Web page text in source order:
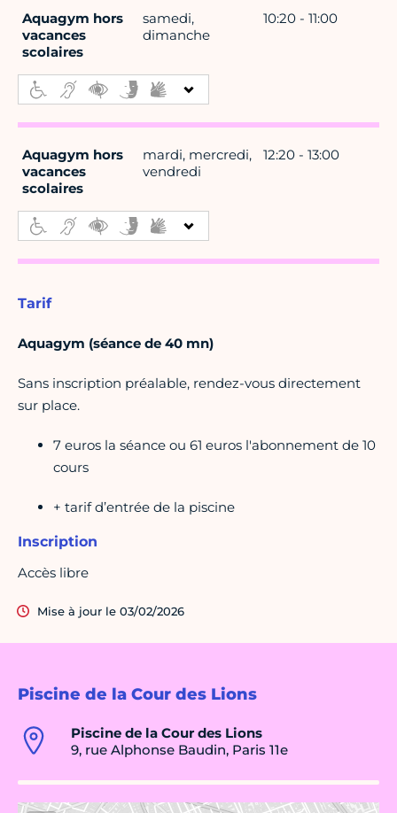
Piscine de la Cour des Lions
Piscine de la Cour des Lions
9, rue Alphonse Baudin, Paris 11e
Aquagym hors
vacances
scolaires
samedi,
dimanche
10:20 - 11:00
Aquagym hors
vacances
scolaires
mardi, mercredi,
vendredi
12:20 - 13:00
Tarif
Aquagym (séance de 40 mn)
Sans inscription préalable, rendez-vous directement
sur place.
7 euros la séance ou 61 euros l'abonnement de 10
cours
+ tarif d’entrée de la piscine
Inscription
Accès libre
Mise à jour le 03/02/2026